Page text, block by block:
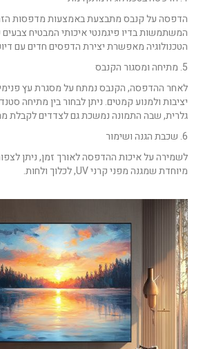
הדפסה על קנבס מתבצעת באמצעות מדפסות
המשתמשות בדיו פיגמנטי איכותי המבטיח צבעים
הטכנולוגיה מאפשרת יצירת הדפסים חדים עם
5. מתיחה ומסגור הקנבס
לאחר ההדפסה, הקנבס נמתח על מסגרת עץ
יציבות ולמנוע קמטים. ניתן לבחור בין מתיחה
גלרית, שבה התמונה נמשכת גם לצדדים לקבלת
6. שכבת הגנה ושימור
לשמירה על איכות ההדפסה לאורך זמן, ניתן
מיוחדת שמגנה מפני קרני UV, לכלוך ולחות.